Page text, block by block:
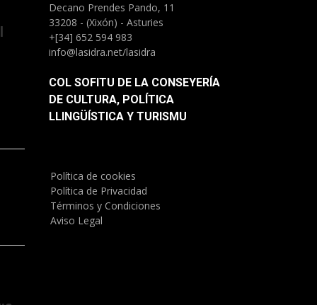
Decano Prendes Pando, 11
33208 - (Xixón) - Asturies
+[34] 652 594 983
info@lasidra.net/lasidra
COL SOFITU DE LA CONSEYERÍA
DE CULTURA, POLÍTICA
LLINGÜÍSTICA Y TURISMU
Política de cookies
Política de Privacidad
Términos y Condiciones
Aviso Legal